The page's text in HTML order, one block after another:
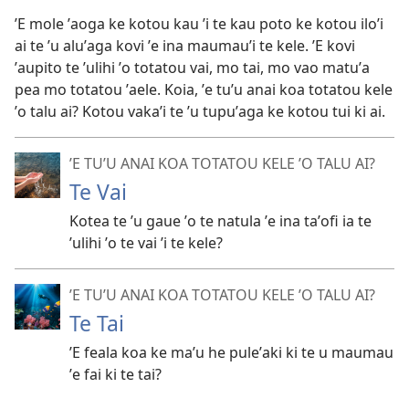
ʼE mole ʼaoga ke kotou kau ʼi te kau poto ke kotou iloʼi
ai te ʼu aluʼaga kovi ʼe ina maumauʼi te kele. ʼE kovi
ʼaupito te ʼulihi ʼo totatou vai, mo tai, mo vao matuʼa
pea mo totatou ʼaele. Koia, ʼe tuʼu anai koa totatou kele
ʼo talu ai? Kotou vakaʼi te ʼu tupuʼaga ke kotou tui ki ai.
ʼE TUʼU ANAI KOA TOTATOU KELE ʼO TALU AI?
Te Vai
Kotea te ʼu gaue ʼo te natula ʼe ina taʼofi ia te
ʼulihi ʼo te vai ʼi te kele?
ʼE TUʼU ANAI KOA TOTATOU KELE ʼO TALU AI?
Te Tai
ʼE feala koa ke maʼu he puleʼaki ki te u maumau
ʼe fai ki te tai?